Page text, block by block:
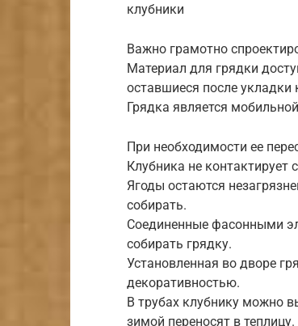
клубники
Важно грамотно
Материал для грядки
оставшиеся после укладки
Грядка является мобильной
При необходимости ее
Клубника не контактирует
Ягоды остаются
собирать.
Соединенные фасонными
собирать грядку.
Установленная во дворе
декоративностью.
В трубах клубнику можно
зимой переносят в теплицу.